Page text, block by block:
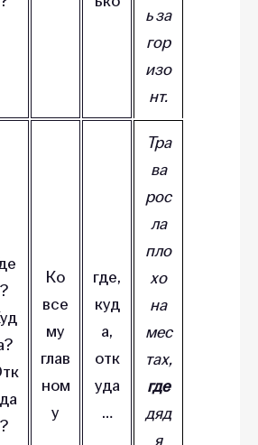
ь за
гор
изо
нт.
?
?
Ко
все
му
глав
ном
у
где,
куд
а,
отк
уда
…
Тра
ва
рос
ла
пло
хо
на
мес
тах,
где
дяд
я